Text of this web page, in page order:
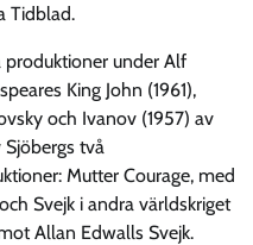
Tidblad.
produktioner under Alf
King John (1961),
och Ivanov (1957) av
Sjöbergs två
Mutter Courage, med
Svejk i andra världskriget
Allan Edwalls Svejk.